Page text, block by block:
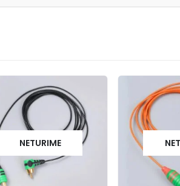
NETURIME